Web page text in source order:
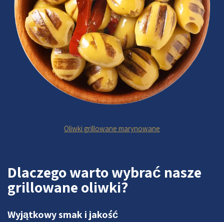
Oliwki grillowane marynowane
Dlaczego warto wybrać nasze
grillowane oliwki?
Wyjątkowy smak i jakość